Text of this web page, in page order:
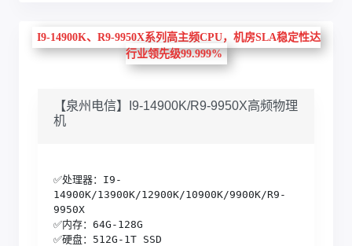
I9-14900K、R9-9950X系列高主频CPU，机房SLA稳定性达
行业领先级99.999%
【泉州电信】I9-14900K/R9-9950X高频物理
机
✅处理器：I9-
14900K/13900K/12900K/10900K/9900K/R9-
9950X
✅内存：64G-128G
✅硬盘：512G-1T SSD